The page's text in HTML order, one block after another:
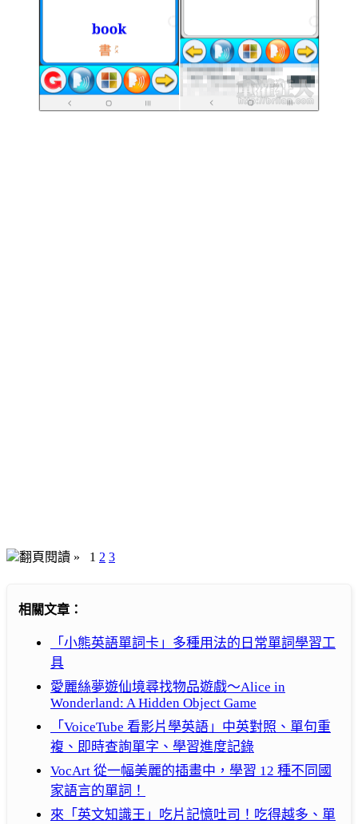
翻頁閱讀 » 1 2 3
相關文章：
「小熊英語單詞卡」多種用法的日常單詞學習工
具
愛麗絲夢遊仙境尋找物品遊戲～Alice in
Wonderland: A Hidden Object Game
「VoiceTube 看影片學英語」中英對照、單句重
複、即時查詢單字、學習進度記錄
VocArt 從一幅美麗的插畫中，學習 12 種不同國
家語言的單詞！
來「英文知識王」吃片記憶吐司！吃得越多、單